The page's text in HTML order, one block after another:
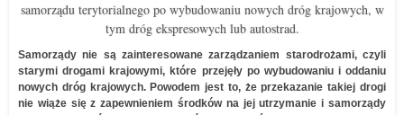
samorządu terytorialnego po wybudowaniu nowych dróg krajowych, w
tym dróg ekspresowych lub autostrad.
Samorządy nie są zainteresowane zarządzaniem starodrożami, czyli
starymi drogami krajowymi, które przejęły po wybudowaniu i oddaniu
nowych dróg krajowych. Powodem jest to, że przekazanie takiej drogi
nie wiąże się z zapewnieniem środków na jej utrzymanie i samorządy